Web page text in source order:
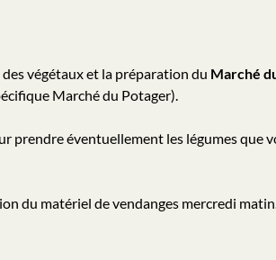
végétaux et la préparation du Marché
Marché du Potager).
prendre éventuellement les légumes que
du matériel de vendanges mercredi